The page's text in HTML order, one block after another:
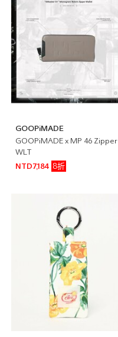
GOOPiMADE
GOOPiMADE x MP 46 Zipper
WLT
NTD7,184
8折